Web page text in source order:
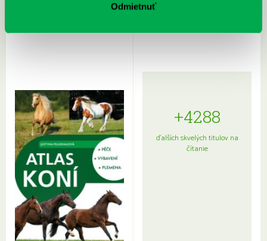
Odmietnuť
Sprievodca po hviezdnej oblohe
kompletný sprievodca
+4288
ďalších skvelých titulov na
čítanie